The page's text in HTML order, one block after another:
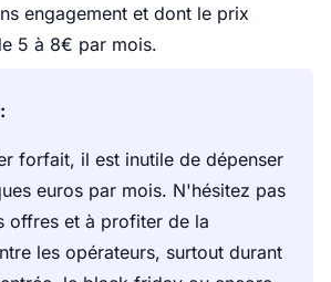
engagement et dont le prix
5 à 8€ par mois.
forfait, il est inutile de dépenser
euros par mois. N'hésitez pas
offres et à profiter de la
les opérateurs, surtout durant